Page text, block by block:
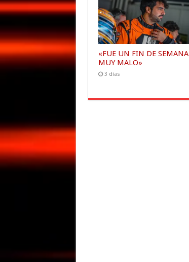
«FUE UN FIN DE SEMANA
MUY MALO»
3 días